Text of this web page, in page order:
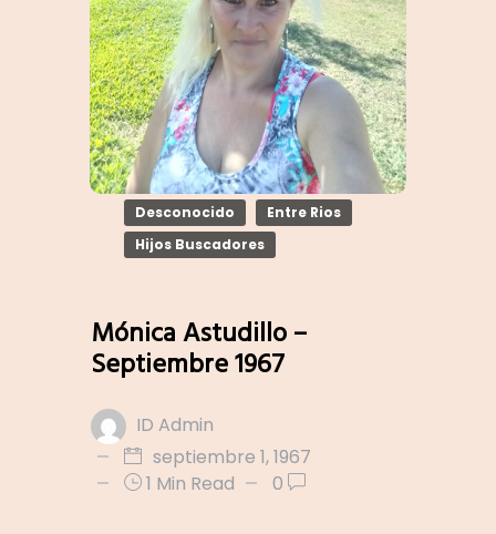
Desconocido
Entre Rios
Hijos Buscadores
Mónica Astudillo –
Septiembre 1967
ID Admin
septiembre 1, 1967
1 Min Read
0